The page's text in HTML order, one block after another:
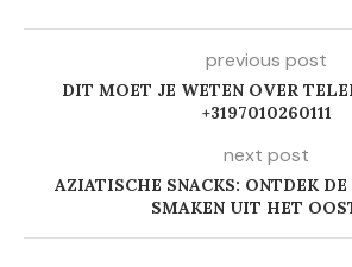
previous post
DIT MOET JE WETEN OVER
+3197010260111
next post
AZIATISCHE SNACKS: ONTDEK DE
SMAKEN UIT HET